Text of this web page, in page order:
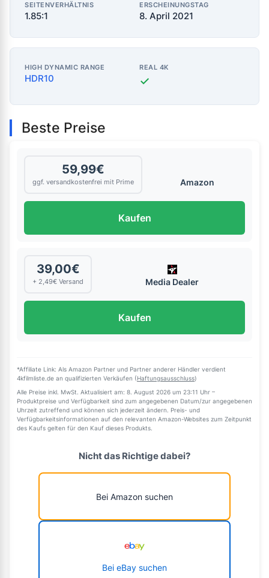
SEITENVERHÄLTNIS
1.85:1
ERSCHEINUNGSTAG
8. April 2021
HIGH DYNAMIC RANGE
HDR10
REAL 4K
✓
Beste Preise
Amazon
59,99€
ggf. versandkostenfrei mit Prime
Kaufen
Media Dealer
39,00€
+ 2,49€ Versand
Kaufen
*Affiliate Link: Als Amazon Partner und Partner anderer Händler verdient
4kfilmliste.de an qualifizierten Verkäufen (Haftungsausschluss)
Alle Preise inkl. MwSt. Aktualisiert am: 8. August 2026 um 23:11 Uhr –
Produktpreise und Verfügbarkeit sind zum angegebenen Datum/zur angegebenen
Uhrzeit zutreffend und können sich jederzeit ändern. Preis- und
Verfügbarkeitsinformationen auf den relevanten Amazon-Websites zum Zeitpunkt
des Kaufs gelten für den Kauf dieses Produkts.
Nicht das Richtige dabei?
Bei Amazon suchen
Bei eBay suchen